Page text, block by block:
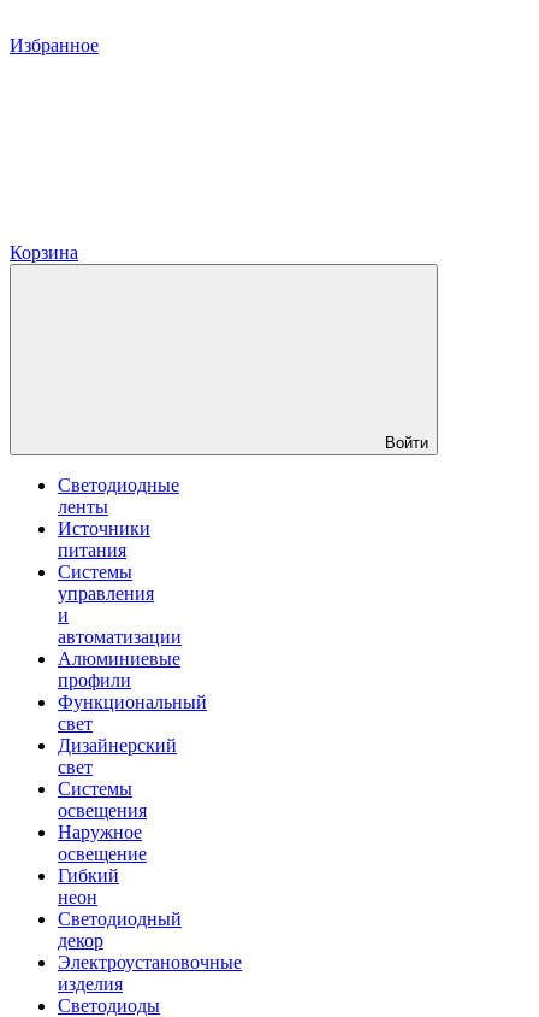
Избранное
Корзина
Войти
Светодиодные
ленты
Источники
питания
Системы
управления
и
автоматизации
Алюминиевые
профили
Функциональный
свет
Дизайнерский
свет
Системы
освещения
Наружное
освещение
Гибкий
неон
Светодиодный
декор
Электроустановочные
изделия
Светодиоды